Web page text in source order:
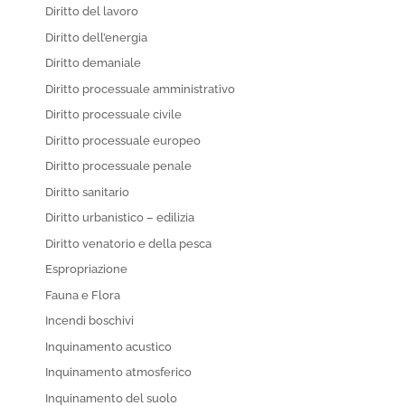
Diritto del lavoro
Diritto dell’energia
Diritto demaniale
Diritto processuale amministrativo
Diritto processuale civile
Diritto processuale europeo
Diritto processuale penale
Diritto sanitario
Diritto urbanistico – edilizia
Diritto venatorio e della pesca
Espropriazione
Fauna e Flora
Incendi boschivi
Inquinamento acustico
Inquinamento atmosferico
Inquinamento del suolo